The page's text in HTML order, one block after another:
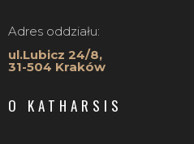
Adres oddziału:
ul.Lubicz 24/8,
31-504 Kraków
O KATHARSIS